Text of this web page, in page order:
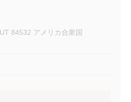
84532 アメリカ合衆国